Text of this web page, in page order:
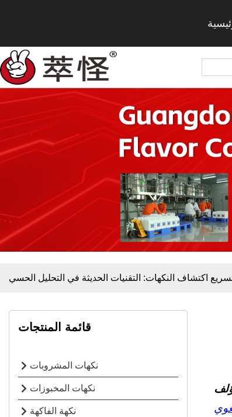
اكتشاف النكهات: التقنيات الحديثة في التحليل الحسي
قائمة المنتجات
نكهات المشروبات
نكهات المخبوزات
نكهة الفاكهة